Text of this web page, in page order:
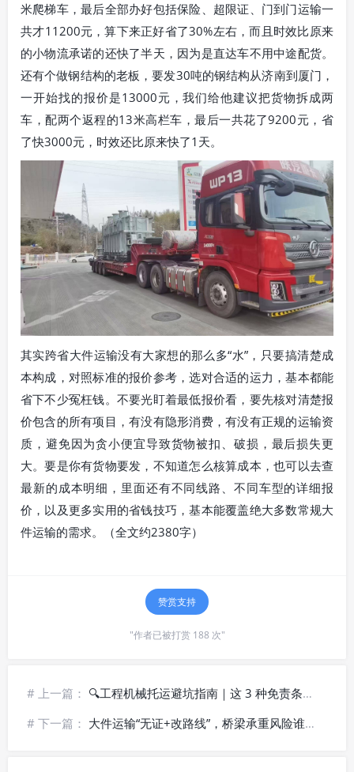
米爬梯车，最后全部办好包括保险、超限证、门到门运输一
共才11200元，算下来正好省了30%左右，而且时效比原来
的小物流承诺的还快了半天，因为是直达车不用中途配货。
还有个做钢结构的老板，要发30吨的钢结构从济南到厦门，
一开始找的报价是13000元，我们给他建议把货物拆成两
车，配两个返程的13米高栏车，最后一共花了9200元，省
了快3000元，时效还比原来快了1天。
其实跨省大件运输没有大家想的那么多“水”，只要搞清楚成
本构成，对照标准的报价参考，选对合适的运力，基本都能
省下不少冤枉钱。不要光盯着最低报价看，要先核对清楚报
价包含的所有项目，有没有隐形消费，有没有正规的运输资
质，避免因为贪小便宜导致货物被扣、破损，最后损失更
大。要是你有货物要发，不知道怎么核算成本，也可以去查
最新的成本明细，里面还有不同线路、不同车型的详细报
价，以及更多实用的省钱技巧，基本能覆盖绝大多数常规大
件运输的需求。（全文约2380字）
赞赏支持
"作者已被打赏 188 次"
# 上一篇： 🔍工程机械托运避坑指南｜这 3 种免责条款一定要看清楚
# 下一篇： 大件运输“无证+改路线”，桥梁承重风险谁来担？